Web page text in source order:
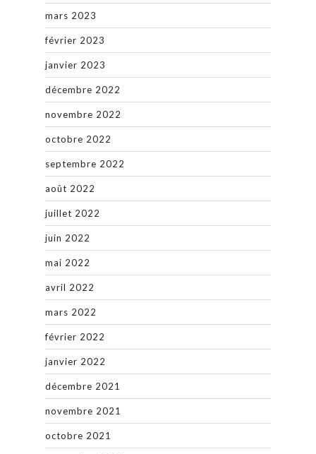
mars 2023
février 2023
janvier 2023
décembre 2022
novembre 2022
octobre 2022
septembre 2022
août 2022
juillet 2022
juin 2022
mai 2022
avril 2022
mars 2022
février 2022
janvier 2022
décembre 2021
novembre 2021
octobre 2021